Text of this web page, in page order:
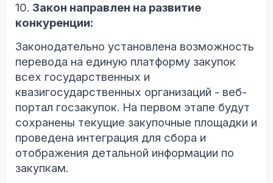
10. Закон направлен на развитие
конкуренции:
Законодательно установлена возможность
перевода на единую платформу закупок
всех государственных и
квазигосударственных организаций - веб-
портал госзакупок. На первом этапе будут
сохранены текущие закупочные площадки и
проведена интеграция для сбора и
отображения детальной информации по
закупкам.